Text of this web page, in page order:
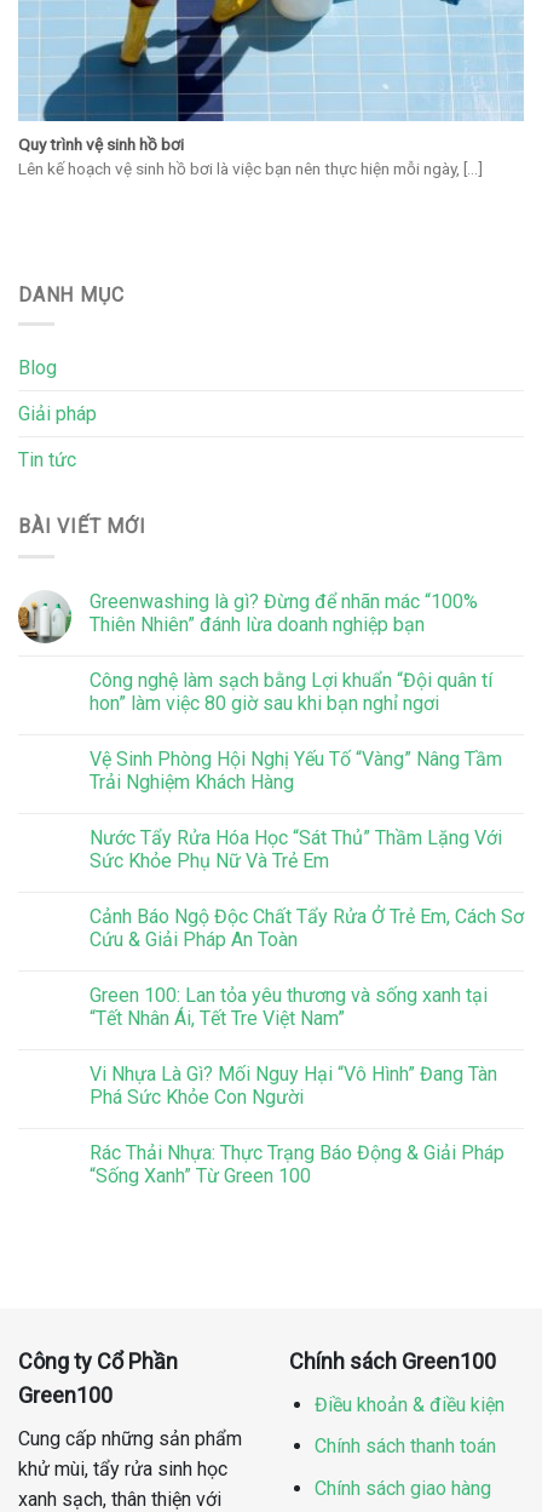
DANH MỤC
Blog
Giải pháp
Tin tức
BÀI VIẾT MỚI
Greenwashing là gì? Đừng để nhãn mác “100%
Thiên Nhiên” đánh lừa doanh nghiệp bạn
Công nghệ làm sạch bằng Lợi khuẩn “Đội quân tí
hon” làm việc 80 giờ sau khi bạn nghỉ ngơi
Vệ Sinh Phòng Hội Nghị Yếu Tố “Vàng” Nâng Tầm
Trải Nghiệm Khách Hàng
Nước Tẩy Rửa Hóa Học “Sát Thủ” Thầm Lặng Với
Sức Khỏe Phụ Nữ Và Trẻ Em
Cảnh Báo Ngộ Độc Chất Tẩy Rửa Ở Trẻ Em, Cách Sơ
Cứu & Giải Pháp An Toàn
Green 100: Lan tỏa yêu thương và sống xanh tại
“Tết Nhân Ái, Tết Tre Việt Nam”
Vi Nhựa Là Gì? Mối Nguy Hại “Vô Hình” Đang Tàn
Phá Sức Khỏe Con Người
Rác Thải Nhựa: Thực Trạng Báo Động & Giải Pháp
“Sống Xanh” Từ Green 100
Quy trình vệ sinh hồ bơi
Lên kế hoạch vệ sinh hồ bơi là việc bạn nên thực hiện mỗi ngày, [...]
Công ty Cổ Phần
Green100
Cung cấp những sản phẩm
khử mùi, tẩy rửa sinh học
xanh sạch, thân thiện với
Chính sách Green100
Điều khoản & điều kiện
Chính sách thanh toán
Chính sách giao hàng